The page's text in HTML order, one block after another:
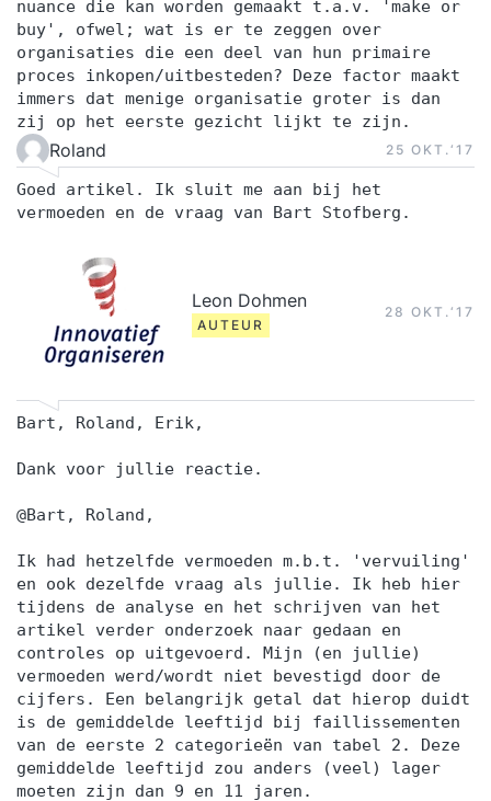
nuance die kan worden gemaakt t.a.v. 'make or
buy', ofwel; wat is er te zeggen over
organisaties die een deel van hun primaire
proces inkopen/uitbesteden? Deze factor maakt
immers dat menige organisatie groter is dan
zij op het eerste gezicht lijkt te zijn.
Roland 25 OKT.‘17
Goed artikel. Ik sluit me aan bij het
vermoeden en de vraag van Bart Stofberg.
Leon Dohmen
AUTEUR
28 OKT.‘17
Bart, Roland, Erik,
Dank voor jullie reactie.
@Bart, Roland,
Ik had hetzelfde vermoeden m.b.t. 'vervuiling'
en ook dezelfde vraag als jullie. Ik heb hier
tijdens de analyse en het schrijven van het
artikel verder onderzoek naar gedaan en
controles op uitgevoerd. Mijn (en jullie)
vermoeden werd/wordt niet bevestigd door de
cijfers. Een belangrijk getal dat hierop duidt
is de gemiddelde leeftijd bij faillissementen
van de eerste 2 categorieën van tabel 2. Deze
gemiddelde leeftijd zou anders (veel) lager
moeten zijn dan 9 en 11 jaren.